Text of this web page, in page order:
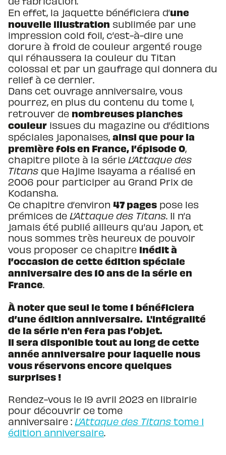
En effet, la jaquette bénéficiera d’une
nouvelle illustration sublimée par une
impression cold foil, c’est-à-dire une
dorure à froid de couleur argenté rouge
qui réhaussera la couleur du Titan
colossal et par un gaufrage qui donnera du
relief à ce dernier.
Dans cet ouvrage anniversaire, vous
pourrez, en plus du contenu du tome 1,
retrouver de nombreuses planches
couleur issues du magazine ou d’éditions
spéciales japonaises, ainsi que pour la
première fois en France, l’épisode 0,
chapitre pilote à la série L’Attaque des
Titans que Hajime Isayama a réalisé en
2006 pour participer au Grand Prix de
Kodansha.
Ce chapitre d’environ 47 pages pose les
prémices de L’Attaque des Titans. Il n’a
jamais été publié ailleurs qu’au Japon, et
nous sommes très heureux de pouvoir
vous proposer ce chapitre inédit à
l’occasion de cette édition spéciale
anniversaire des 10 ans de la série en
France.
À noter que seul le tome 1 bénéficiera
d’une édition anniversaire. L'intégralité
de la série n'en fera pas l’objet.
Il sera disponible tout au long de cette
année anniversaire pour laquelle nous
vous réservons encore quelques
surprises !
Rendez-vous le 19 avril 2023 en librairie
pour découvrir ce tome
anniversaire : L’Attaque des Titans tome 1
édition anniversaire.